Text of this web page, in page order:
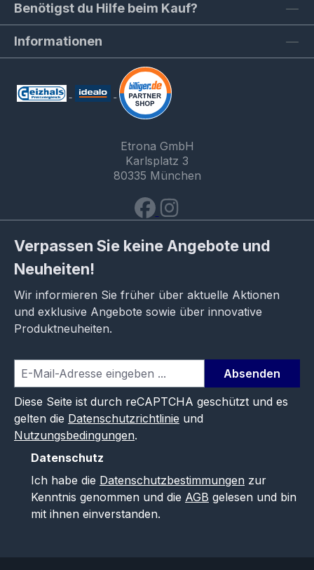
Benötigst du Hilfe beim Kauf?
Informationen
Etrona GmbH
Karlsplatz 3
80335 München
Verpassen Sie keine Angebote und
Neuheiten!
Wir informieren Sie früher über aktuelle Aktionen
und exklusive Angebote sowie über innovative
Produktneuheiten.
Absenden
Diese Seite ist durch reCAPTCHA geschützt und es
gelten die Datenschutzrichtlinie und
Nutzungsbedingungen.
Datenschutz
Ich habe die Datenschutzbestimmungen zur
Kenntnis genommen und die AGB gelesen und bin
mit ihnen einverstanden.